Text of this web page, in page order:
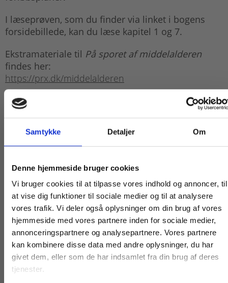
Samtykke Detaljer Om
Denne hjemmeside bruger cookies
Vi bruger cookies til at tilpasse vores indhold og annoncer, til
at vise dig funktioner til sociale medier og til at analysere
vores trafik. Vi deler også oplysninger om din brug af vores
hjemmeside med vores partnere inden for sociale medier,
annonceringspartnere og analysepartnere. Vores partnere
kan kombinere disse data med andre oplysninger, du har
givet dem, eller som de har indsamlet fra din brug af deres
tjenester.
I læseprøven, som du finder via linket i bogens
forsidebillede, kan du læse kapitel 1 og 7.
Ekstramateriale til På sporet af middelalderen
findes her:
https://prx.dk/middelalderen
Herfinder du link til webinar om På sporet af ...
Titler i serien
Forudbestilling
Køb læremidler og find masterclasses mm.
Fortsæt som:
For privatkunder og
studerende. Du får
vist priser inkl.
For institutioner og
virksomheder. Du
får vist priser ekskl.